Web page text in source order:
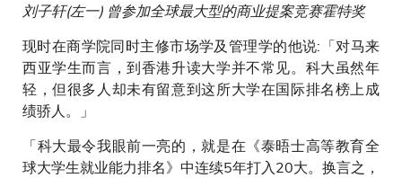
刘子轩(左一) 曾参加全球最大型的商业提案竞赛霍特奖
现时在商学院同时主修市场学及管理学的他说:「对马来
西亚学生而言，到香港升读大学并不常见。科大虽然年
轻，但很多人却未有留意到这所大学在国际排名榜上成
绩骄人。」
「科大最令我眼前一亮的，就是在《泰晤士高等教育全
球大学生就业能力排名》中连续5年打入20大。换言之，